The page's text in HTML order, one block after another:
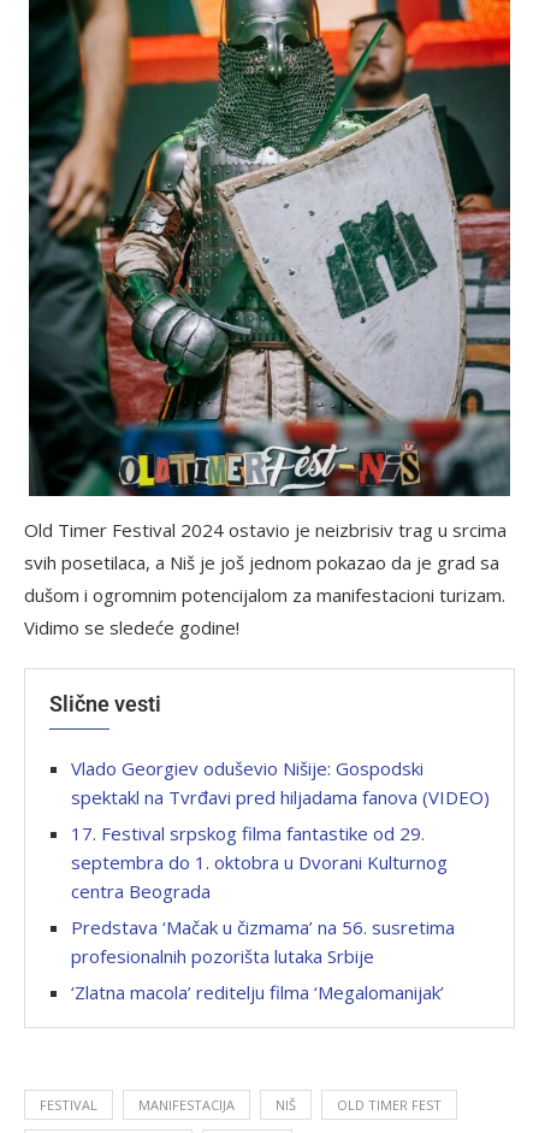
Old Timer Festival 2024 ostavio je neizbrisiv trag u srcima
svih posetilaca, a Niš je još jednom pokazao da je grad sa
dušom i ogromnim potencijalom za manifestacioni turizam.
Vidimo se sledeće godine!
Slične vesti
Vlado Georgiev oduševio Nišije: Gospodski
spektakl na Tvrđavi pred hiljadama fanova (VIDEO)
17. Festival srpskog filma fantastike od 29.
septembra do 1. oktobra u Dvorani Kulturnog
centra Beograda
Predstava ‘Mačak u čizmama’ na 56. susretima
profesionalnih pozorišta lutaka Srbije
‘Zlatna macola’ reditelju filma ‘Megalomanijak’
FESTIVAL MANIFESTACIJA NIŠ OLD TIMER FEST